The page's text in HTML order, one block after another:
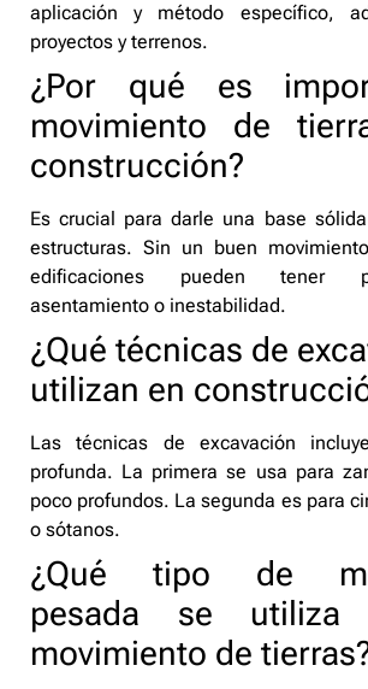
aplicación y método específico,
proyectos y terrenos.
¿Por qué es
movimiento de
construcción?
Es crucial para darle una base
estructuras. Sin un buen
edificaciones pueden tener
asentamiento o inestabilidad.
¿Qué técnicas de
utilizan en
Las técnicas de excavación
profunda. La primera se usa para
poco profundos. La segunda es para
o sótanos.
¿Qué tipo de
pesada se utiliza
movimiento de